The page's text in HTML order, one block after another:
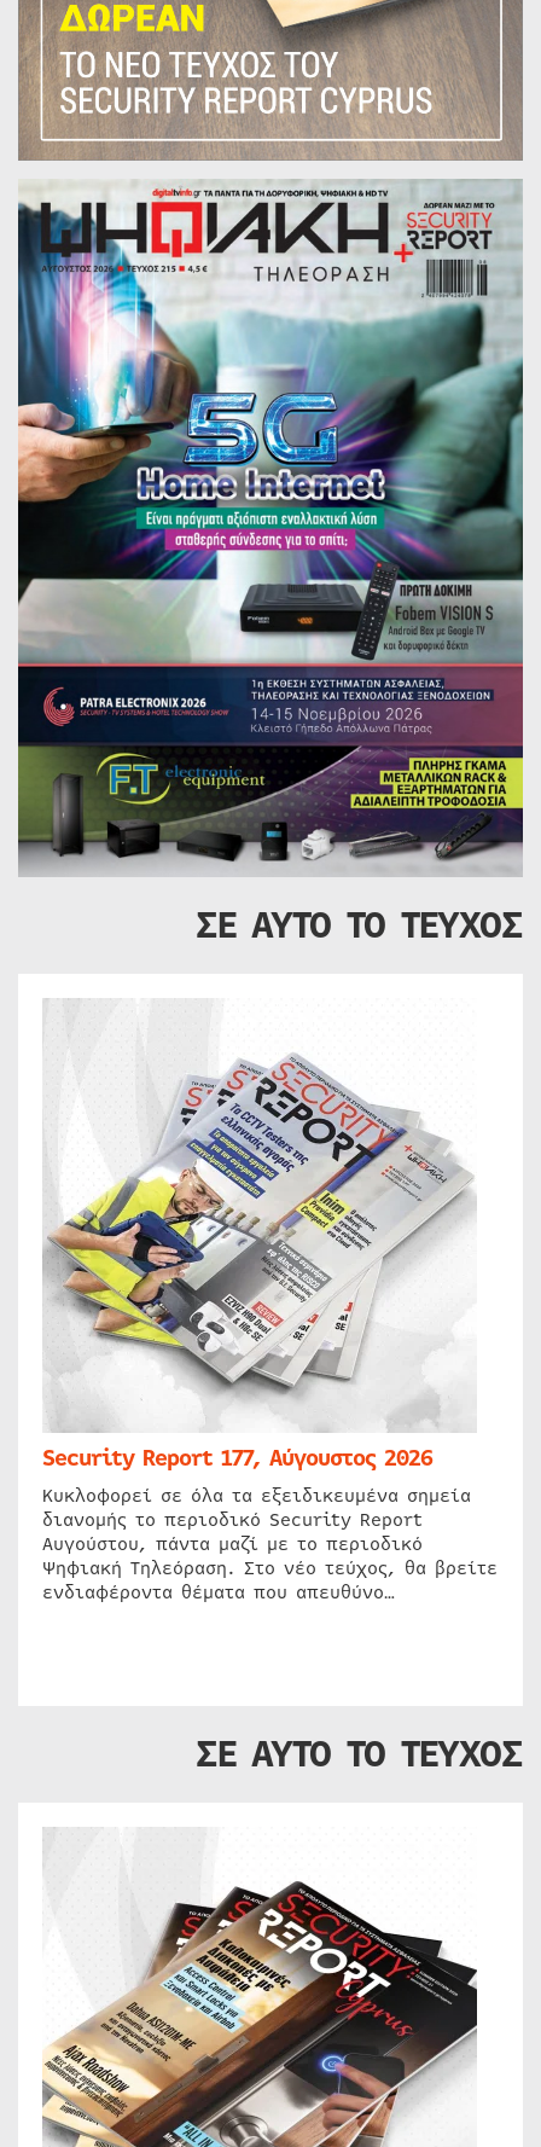
ΣΕ ΑΥΤΟ ΤΟ ΤΕΥΧΟΣ
Security Report 177, Αύγουστος 2026
Κυκλοφορεί σε όλα τα εξειδικευμένα σημεία
διανομής το περιοδικό Security Report
Αυγούστου, πάντα μαζί με το περιοδικό
Ψηφιακή Τηλεόραση. Στο νέο τεύχος, θα βρείτε
ενδιαφέροντα θέματα που απευθύνο…
ΣΕ ΑΥΤΟ ΤΟ ΤΕΥΧΟΣ